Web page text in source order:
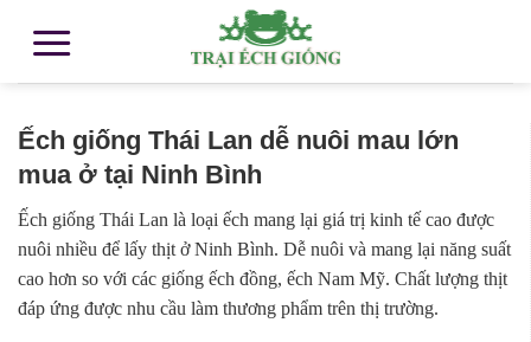
Ếch giống Thái Lan dễ nuôi mau lớn
mua ở tại Ninh Bình
​Ếch giống Thái Lan là loại ếch mang lại giá trị kinh tế cao được
nuôi nhiều để lấy thịt ở Ninh Bình. Dễ nuôi và mang lại năng suất
cao hơn so với các giống ếch đồng, ếch Nam Mỹ. Chất lượng thịt
đáp ứng được nhu cầu làm thương phẩm trên thị trường.